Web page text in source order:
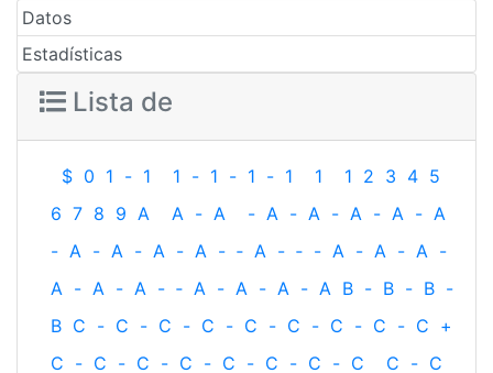
Datos
Estadísticas
Lista de
$ 0 1 - 1 1 - 1 - 1 - 1 1 1 2 3 4 5
6 7 8 9 A A - A - A - A - A - A - A
- A - A - A - A - ‐ A - ‐ - A - A - A -
A - A - A - ‐ A - A - A - A B - B - B -
B C - C - C - C - C - C - C - C - C +
C - C - C - C - C - C - C - C C - C